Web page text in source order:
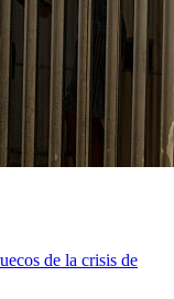
de la crisis de